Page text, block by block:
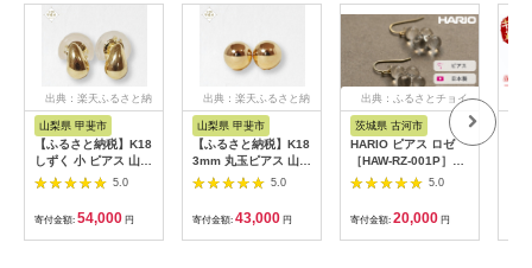
出典：楽天ふるさと納
山梨県 甲斐市
【ふるさと納税】K18
しずく 小 ピアス 山梨
K18 18金 ピアス シン
プル シンプルピアス
イエローゴールド ホ
ワイトゴールド ピン
クゴールド ジュエリ
5.0
寄付金額: 54,000 円
出典：楽天ふるさと納
山梨県 甲斐市
【ふるさと納税】K18
3mm 丸玉ピアス 山梨
スタッドピアス ゴー
ルドピアス ピアス シ
ンプルピアス K18 イ
エローゴールド ジュ
エリー アクセサリー
5.0
寄付金額: 43,000 円
出典：ふるさとチョイ
茨城県 古河市
HARIO ピアス ロゼ
［HAW-RZ-001P］｜
耐熱 ガラス アクセサ
リー ハリオ ランプワ
ークファクトリー 職
人 繊細 フォーマル カ
ジュアル きれいめ お
5.0
寄付金額: 20,000 円